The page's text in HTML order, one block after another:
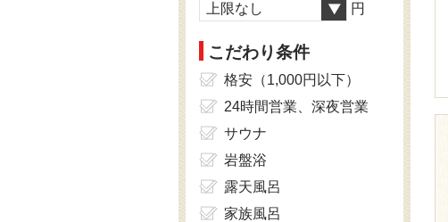
上限なし 円
こだわり条件
格安（1,000円以下）
24時間営業、深夜営業
サウナ
岩盤浴
露天風呂
家族風呂